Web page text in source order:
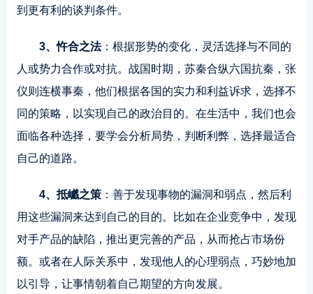
到更有利的谈判条件。
3、忤合之法：根据形势的变化，灵活选择与不同的
人或势力合作或对抗。战国时期，苏秦合纵六国抗秦，张
仪则连横事秦，他们根据各国的实力和利益诉求，选择不
同的策略，以实现自己的政治目的。在生活中，我们也会
面临各种选择，要学会分析局势，判断利弊，选择最适合
自己的道路。
4、抵巇之策：善于发现事物的漏洞和弱点，然后利
用这些漏洞来达到自己的目的。比如在企业竞争中，发现
对手产品的缺陷，推出更完善的产品，从而抢占市场份
额。或者在人际关系中，发现他人的心理弱点，巧妙地加
以引导，让事情朝着自己期望的方向发展。